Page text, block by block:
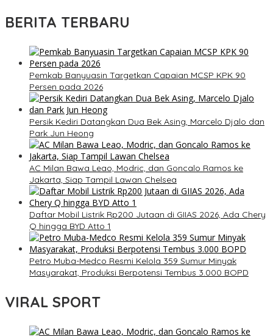
BERITA TERBARU
Pemkab Banyuasin Targetkan Capaian MCSP KPK 90
Persen pada 2026
Persik Kediri Datangkan Dua Bek Asing, Marcelo Djalo dan
Park Jun Heong
AC Milan Bawa Leao, Modric, dan Goncalo Ramos ke
Jakarta, Siap Tampil Lawan Chelsea
Daftar Mobil Listrik Rp200 Jutaan di GIIAS 2026, Ada Chery
Q hingga BYD Atto 1
Petro Muba-Medco Resmi Kelola 359 Sumur Minyak
Masyarakat, Produksi Berpotensi Tembus 3.000 BOPD
VIRAL SPORT